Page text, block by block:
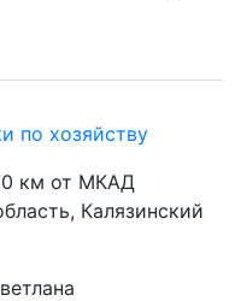
по хозяйству
км от МКАД
Калязинский